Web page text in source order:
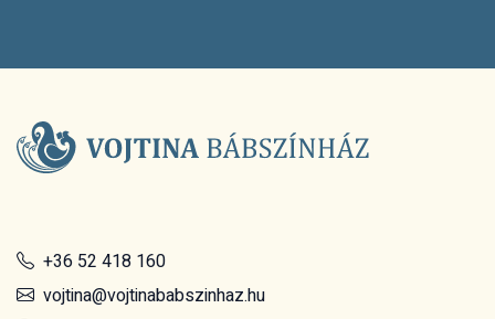
+36 52 418 160
vojtina@vojtinababszinhaz.hu